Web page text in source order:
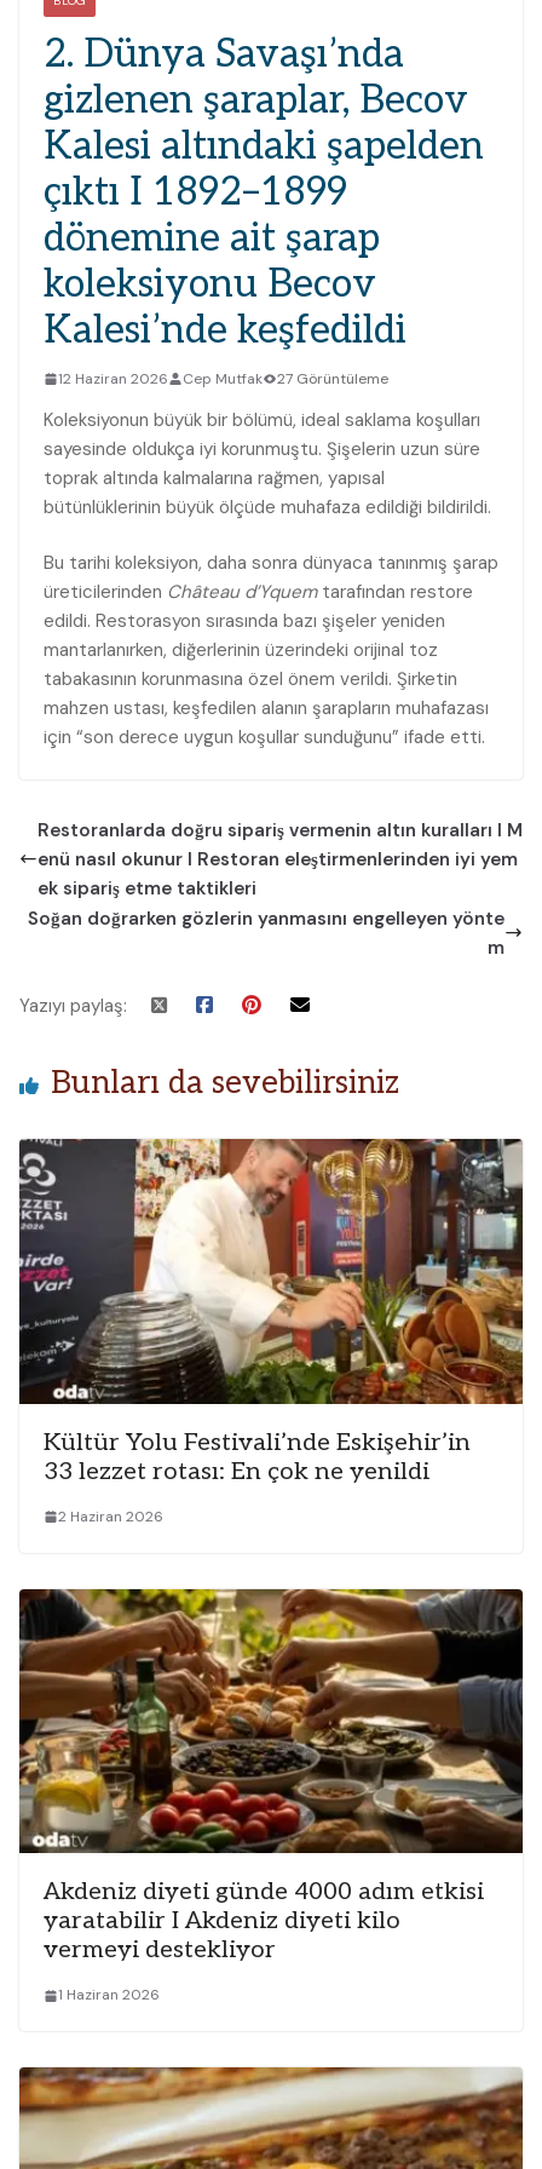
2. Dünya Savaşı’nda
gizlenen şaraplar, Becov
Kalesi altındaki şapelden
çıktı I 1892–1899
dönemine ait şarap
koleksiyonu Becov
Kalesi’nde keşfedildi
12 Haziran 2026 Cep Mutfak 27 Görüntüleme
Koleksiyonun büyük bir bölümü, ideal saklama koşulları
sayesinde oldukça iyi korunmuştu. Şişelerin uzun süre
toprak altında kalmalarına rağmen, yapısal
bütünlüklerinin büyük ölçüde muhafaza edildiği bildirildi.
Bu tarihi koleksiyon, daha sonra dünyaca tanınmış şarap
üreticilerinden Château d’Yquemtarafından restore
edildi. Restorasyon sırasında bazı şişeler yeniden
mantarlanırken, diğerlerinin üzerindeki orijinal toz
tabakasının korunmasına özel önem verildi. Şirketin
mahzen ustası, keşfedilen alanın şarapların muhafazası
için “son derece uygun koşullar sunduğunu” ifade etti.
Restoranlarda doğru sipariş vermenin altın kuralları I M
enü nasıl okunur I Restoran eleştirmenlerinden iyi yem
ek sipariş etme taktikleri
Soğan doğrarken gözlerin yanmasını engelleyen yönte
m
Yazıyı paylaş:
Bunları da sevebilirsiniz
Kültür Yolu Festivali’nde Eskişehir’in
33 lezzet rotası: En çok ne yenildi
2 Haziran 2026
Akdeniz diyeti günde 4000 adım etkisi
yaratabilir I Akdeniz diyeti kilo
vermeyi destekliyor
1 Haziran 2026